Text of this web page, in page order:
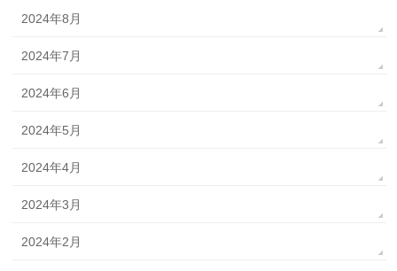
2024年8月
2024年7月
2024年6月
2024年5月
2024年4月
2024年3月
2024年2月